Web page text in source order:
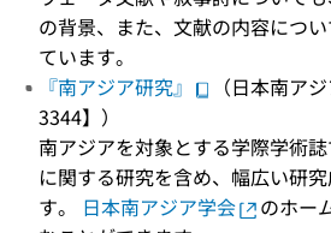
の背景、また、文献の内容につ
ています。
『南アジア研究』
（日本南
3344】）
南アジアを対象とする学際学術
に関する研究を含め、幅広い研
す。 日本南アジア学会
のホー